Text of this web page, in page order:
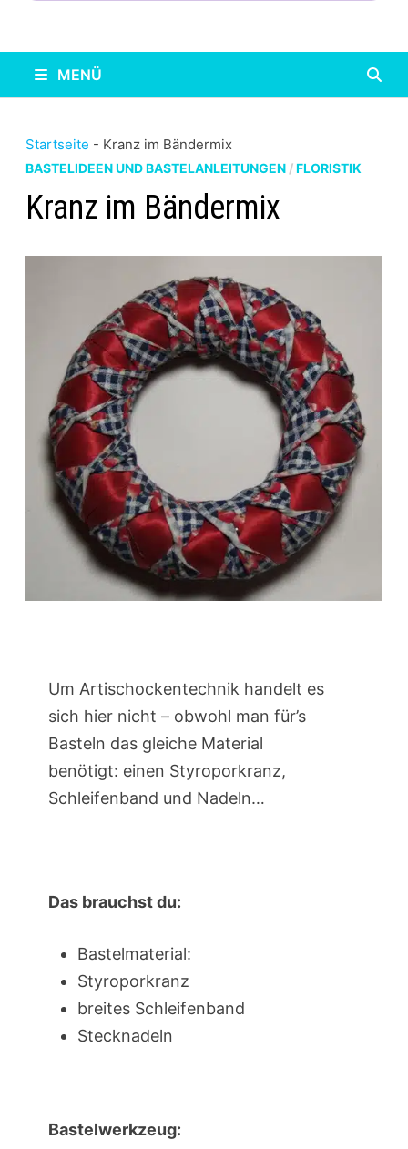
MENÜ
Startseite - Kranz im Bändermix
BASTELIDEEN UND BASTELANLEITUNGEN/FLORISTIK
Kranz im Bändermix
Um Artischockentechnik handelt es
sich hier nicht – obwohl man für’s
Basteln das gleiche Material
benötigt: einen Styroporkranz,
Schleifenband und Nadeln…
Das brauchst du:
Bastelmaterial:
Styroporkranz
breites Schleifenband
Stecknadeln
Bastelwerkzeug: